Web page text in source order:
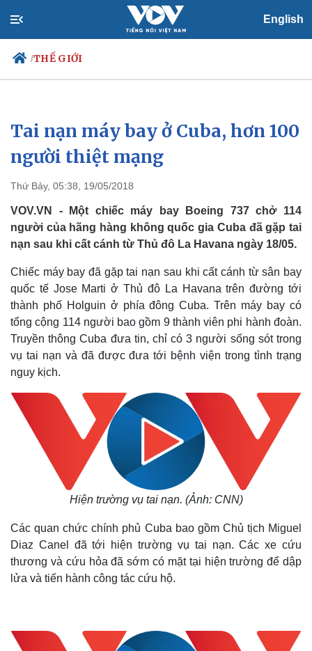
English
/THẾ GIỚI
Chính trị
Tổ chức nhân sự
Nhận diện sự thật
Xã hội
Việc làm
Biển đảo
Tai nạn máy bay ở Cuba, hơn 100
người thiệt mạng
Thứ Bảy, 05:38, 19/05/2018
VOV.VN - Một chiếc máy bay Boeing 737 chở 114
người của hãng hàng không quốc gia Cuba đã gặp tai
nạn sau khi cất cánh từ Thủ đô La Havana ngày 18/05.
Chiếc máy bay đã gặp tai nạn sau khi cất cánh từ sân bay
quốc tế Jose Marti ở Thủ đô La Havana trên đường tới
thành phố Holguin ở phía đông Cuba. Trên máy bay có
tổng cộng 114 người bao gồm 9 thành viên phi hành đoàn.
Truyền thông Cuba đưa tin, chỉ có 3 người sống sót trong
vụ tai nạn và đã được đưa tới bệnh viện trong tình trạng
nguy kịch.
Hiện trường vụ tai nạn. (Ảnh: CNN)
Các quan chức chính phủ Cuba bao gồm Chủ tịch Miguel
Diaz Canel đã tới hiện trường vụ tai nạn. Các xe cứu
thương và cứu hỏa đã sớm có mặt tại hiện trường để dập
lửa và tiến hành công tác cứu hộ.